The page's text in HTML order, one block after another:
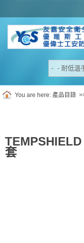
You are here: 產品目錄
TEMPSHIELD
套